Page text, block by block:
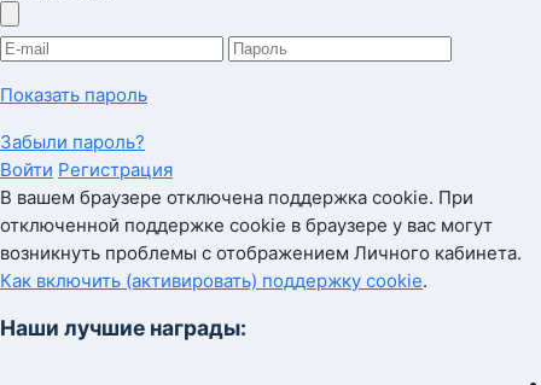
Показать пароль
Забыли пароль?
Войти Регистрация
В вашем браузере отключена поддержка cookie. При
отключенной поддержке cookie в браузере у вас могут
возникнуть проблемы с отображением Личного кабинета.
Как включить (активировать) поддержку cookie.
Наши лучшие награды: